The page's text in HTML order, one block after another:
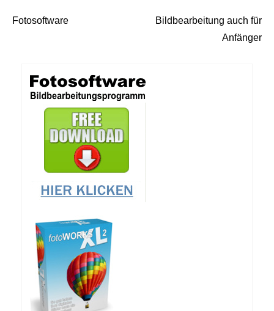
Fotosoftware
Bildbearbeitung auch für
Anfänger